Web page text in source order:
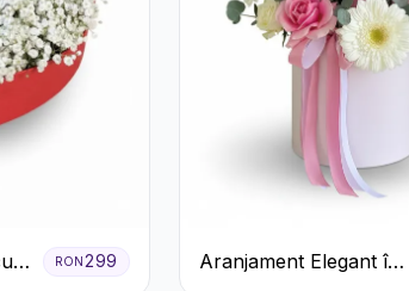
RON299
Aranjament Elegant în